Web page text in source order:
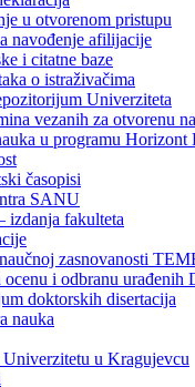
u otvorenom pristupu
navođenje afilijacije
i citatne baze
o istraživačima
Univerziteta
vezanih za otvorenu
u programu Horizont
časopisi
SANU
fakulteta
zasnovanosti
ocenu i odbranu
doktorskih disertacija
nauka
Univerzitetu u Kragujevcu